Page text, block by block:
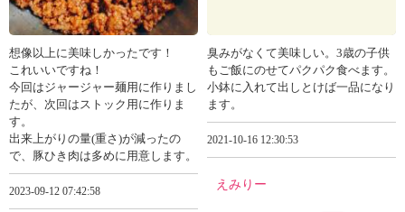
想像以上に美味しかったです！
これいいですね！
今回はジャージャー麺用に作りまし
たが、次回はストック用に作りま
す。
出来上がりの量(重さ)が減ったの
で、豚ひき肉は多めに用意します。
2023-09-12 07:42:58
臭みがなくて美味しい。3歳の子供
もご飯にのせてパクパク食べます。
小鉢に入れて出しとけば一品になり
ます。
2021-10-16 12:30:53
えみりー